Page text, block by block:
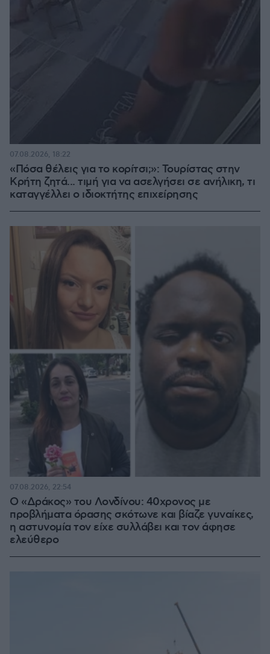
«Πόσα θέλεις για το κορίτσι;»: Τουρίστας στην
Κρήτη ζητά... τιμή για να ασελγήσει σε ανήλικη, τι
καταγγέλλει ο ιδιοκτήτης επιχείρησης
07.08.2026, 18:22
Ο «Δράκος» του Λονδίνου: 40χρονος με
προβλήματα όρασης σκότωνε και βίαζε γυναίκες,
η αστυνομία τον είχε συλλάβει και τον άφησε
ελεύθερο
07.08.2026, 22:54